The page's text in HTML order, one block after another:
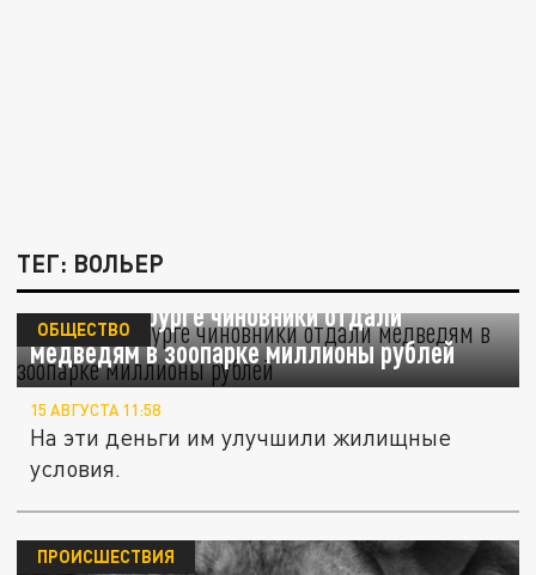
ТЕГ: ВОЛЬЕР
В Екатеринбурге чиновники отдали
медведям в зоопарке миллионы рублей
ОБЩЕСТВО
15 АВГУСТА 11:58
На эти деньги им улучшили жилищные
условия.
ПРОИСШЕСТВИЯ